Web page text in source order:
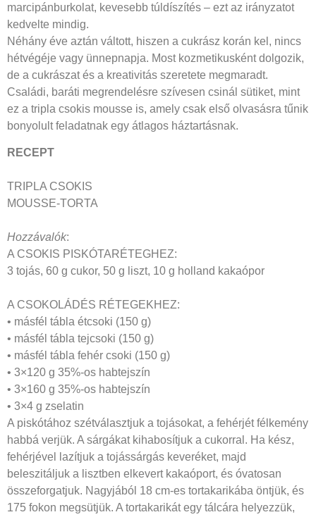
marcipánburkolat, kevesebb túldíszítés – ezt az irányzatot
kedvelte mindig.
Néhány éve aztán váltott, hiszen a cukrász korán kel, nincs
hétvégéje vagy ünnepnapja. Most kozmetikusként dolgozik,
de a cukrászat és a kreativitás szeretete megmaradt.
Családi, baráti megrendelésre szívesen csinál sütiket, mint
ez a tripla csokis mousse is, amely csak első olvasásra tűnik
bonyolult feladatnak egy átlagos háztartásnak.
RECEPT
TRIPLA CSOKIS
MOUSSE-TORTA
Hozzávalók:
A CSOKIS PISKÓTARÉTEGHEZ:
3 tojás, 60 g cukor, 50 g liszt, 10 g holland kakaópor
A CSOKOLÁDÉS RÉTEGEKHEZ:
• másfél tábla étcsoki (150 g)
• másfél tábla tejcsoki (150 g)
• másfél tábla fehér csoki (150 g)
• 3×120 g 35%-os habtejszín
• 3×160 g 35%-os habtejszín
• 3×4 g zselatin
A piskótához szétválasztjuk a tojásokat, a fehérjét félkemény
habbá verjük. A sárgákat kihabosítjuk a cukorral. Ha kész,
fehérjével lazítjuk a tojássárgás keveréket, majd
beleszitáljuk a lisztben elkevert kakaóport, és óvatosan
összeforgatjuk. Nagyjából 18 cm-es tortakarikába öntjük, és
175 fokon megsütjük. A tortakarikát egy tálcára helyezzük,